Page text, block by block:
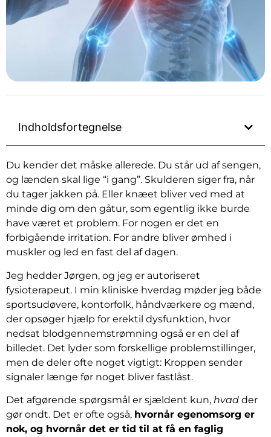
Indholdsfortegnelse
Du kender det måske allerede. Du står ud af sengen,
og lænden skal lige “i gang”. Skulderen siger fra, når
du tager jakken på. Eller knæet bliver ved med at
minde dig om den gåtur, som egentlig ikke burde
have været et problem. For nogen er det en
forbigående irritation. For andre bliver ømhed i
muskler og led en fast del af dagen.
Jeg hedder Jørgen, og jeg er autoriseret
fysioterapeut. I min kliniske hverdag møder jeg både
sportsudøvere, kontorfolk, håndværkere og mænd,
der opsøger hjælp for erektil dysfunktion, hvor
nedsat blodgennemstrømning også er en del af
billedet. Det lyder som forskellige problemstillinger,
men de deler ofte noget vigtigt: Kroppen sender
signaler længe før noget bliver fastlåst.
Det afgørende spørgsmål er sjældent kun, hvad der
gør ondt. Det er ofte også, hvornår egenomsorg er
nok, og hvornår det er tid til at få en faglig